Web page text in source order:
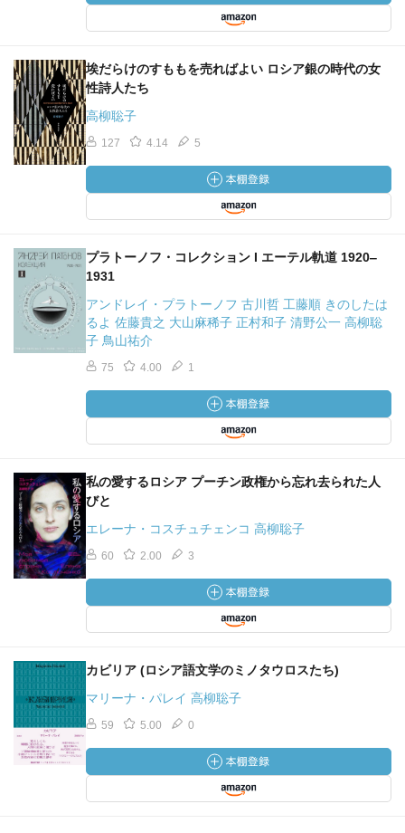
埃だらけのすももを売ればよい ロシア銀の時代の女
性詩人たち
高柳聡子
127 4.14 5
プラトーノフ・コレクション I エーテル軌道 1920‒
1931
アンドレイ・プラトーノフ 古川哲 工藤順 きのしたは
るよ 佐藤貴之 大山麻稀子 正村和子 清野公一 高柳聡
子 鳥山祐介
75 4.00 1
私の愛するロシア プーチン政権から忘れ去られた人
びと
エレーナ・コスチュチェンコ 高柳聡子
60 2.00 3
カビリア (ロシア語文学のミノタウロスたち)
マリーナ・パレイ 高柳聡子
59 5.00 0